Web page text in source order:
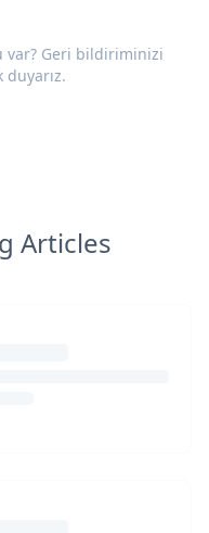
var? Geri bildiriminizi
Articles